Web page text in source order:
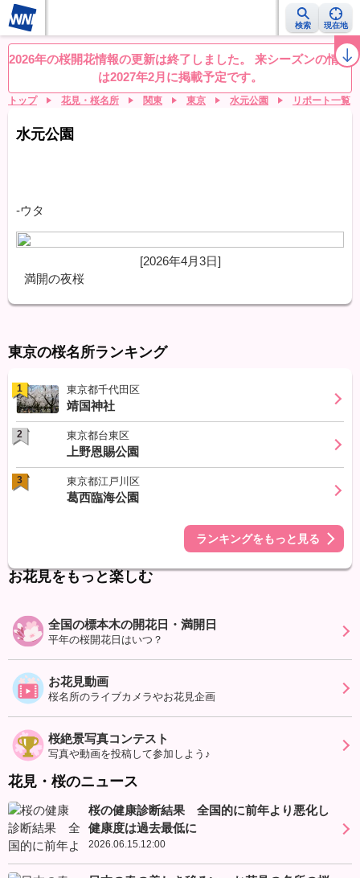
検索 現在地
桜レーダー 名所ランキング 桜開花予想NEWS お花見動画 目的別
2026年の桜開花情報の更新は終了しました。 来シーズンの情報
は2027年2月に掲載予定です。
トップ 花見・桜名所 関東 東京 水元公園 リポート一覧
水元公園
-ウタ
[2026年4月3日]
満開の夜桜
東京の桜名所ランキング
1 東京都千代田区
靖国神社
2 東京都台東区
上野恩賜公園
3 東京都江戸川区
葛西臨海公園
ランキングをもっと見る
お花見をもっと楽しむ
全国の標本木の開花日・満開日
平年の桜開花日はいつ？
お花見動画
桜名所のライブカメラやお花見企画
桜絶景写真コンテスト
写真や動画を投稿して参加しよう♪
花見・桜のニュース
桜の健康診断結果 全国的に前年より悪化し
健康度は過去最低に
2026.06.15.12:00